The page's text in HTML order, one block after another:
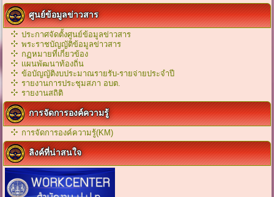
ศูนย์ข้อมูลข่าวสาร
ประกาศจัดตั้งศูนย์ข้อมูลข่าวสาร
พระราชบัญญัติข้อมูลข่าวสาร
กฏหมายที่เกี่ยวข้อง
เเผนพัฒนาท้องถิ่น
ข้อบัญญัติงบประมาณรายรับ-รายจ่ายประจำปี
รายงานการประชุมสภา อบต.
รายงานสถิติ
การจัดการองค์ความรู้
การจัดการองค์ความรู้(KM)
ลิงค์ที่น่าสนใจ